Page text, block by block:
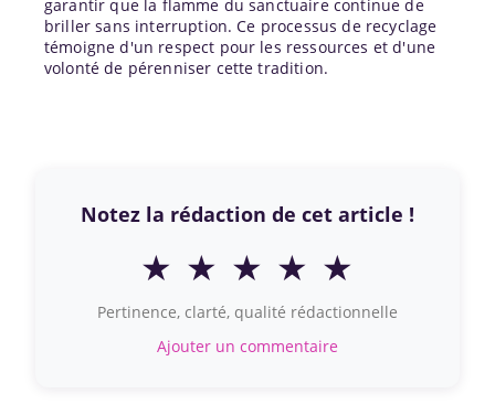
garantir que la flamme du sanctuaire continue de
briller sans interruption. Ce processus de recyclage
témoigne d'un respect pour les ressources et d'une
volonté de pérenniser cette tradition.
Notez la rédaction de cet article !
★ ★ ★ ★ ★
Pertinence, clarté, qualité rédactionnelle
Ajouter un commentaire